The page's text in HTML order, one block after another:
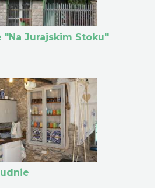
"Na Jurajskim Stoku"